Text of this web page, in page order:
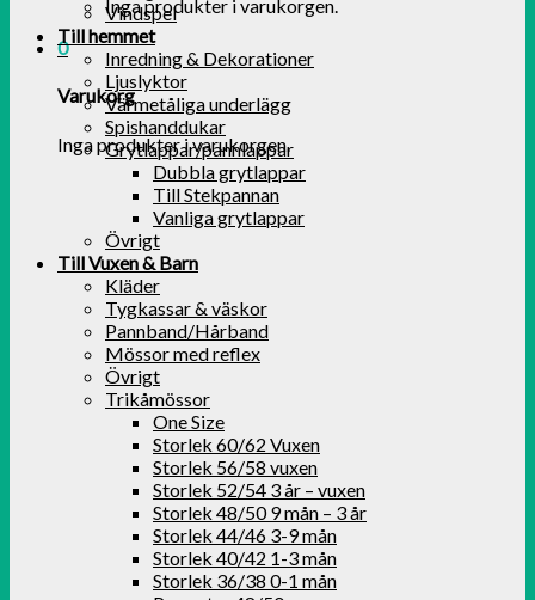
Inga produkter i varukorgen.
0
Varukorg
Inga produkter i varukorgen.
Vindspel
Till hemmet
Inredning & Dekorationer
Ljuslyktor
Värmetåliga underlägg
Spishanddukar
Grytlappar/pannlappar
Dubbla grytlappar
Till Stekpannan
Vanliga grytlappar
Övrigt
Till Vuxen & Barn
Kläder
Tygkassar & väskor
Pannband/Hårband
Mössor med reflex
Övrigt
Trikåmössor
One Size
Storlek 60/62 Vuxen
Storlek 56/58 vuxen
Storlek 52/54 3 år – vuxen
Storlek 48/50 9 mån – 3 år
Storlek 44/46 3-9 mån
Storlek 40/42 1-3 mån
Storlek 36/38 0-1 mån